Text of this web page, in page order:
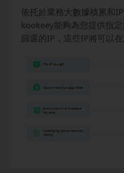
依托於業務大數據積累和
kookeey能夠為您提供指
篩選的IP，這些IP將可以